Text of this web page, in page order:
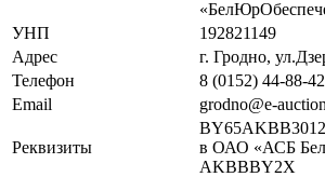
УНП
192821149
Адрес
г. Гродно,
Телефон
8 (0152) 44-88-42
Email
grodno@e-
Реквизиты
в ОАО «АСБ
AKBBBY2X